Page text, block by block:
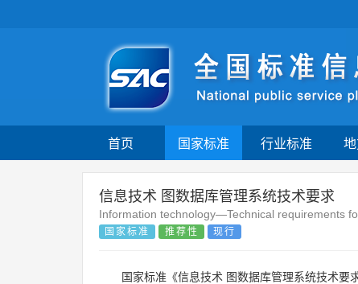
首页 国家标准 行业标准
信息技术 图数据库管理系统技术要求
Information technology—Technical requirements
国家标准 推荐性 现行
国家标准《信息技术 图数据库管理系统技术要